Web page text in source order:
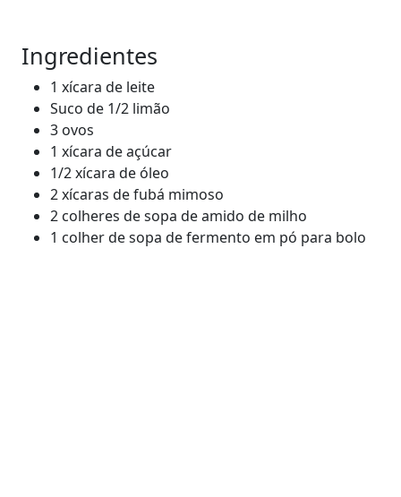
Ingredientes
1 xícara de leite
Suco de 1/2 limão
3 ovos
1 xícara de açúcar
1/2 xícara de óleo
2 xícaras de fubá mimoso
2 colheres de sopa de amido de milho
1 colher de sopa de fermento em pó para bolo